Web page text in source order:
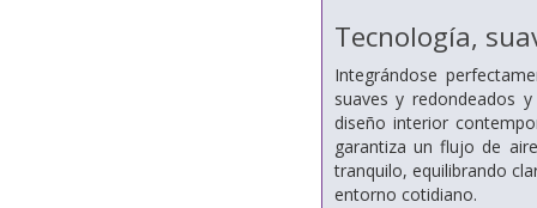
Tecnología,
Integrándose
suaves y redondeados
diseño interior
garantiza un flujo de
tranquilo, equilibrando
entorno cotidiano.